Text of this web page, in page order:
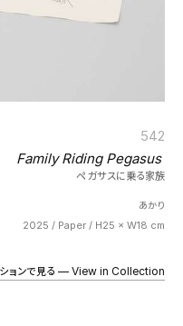
542
Family Riding Pegasus
ペガサスに乗る家族
あかり
2025 / Paper / H25 × W18 cm
ションで見る — View in Collection